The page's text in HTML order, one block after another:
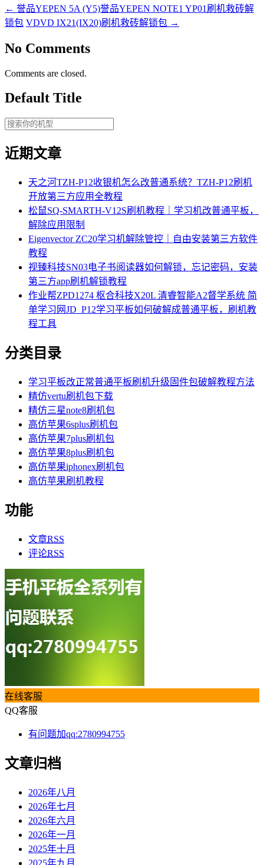
← 誉品YEPEN 5A (Y5)誉品YEPEN NOTE1 YP01刷机救砖解
锁包 VDVD IX21(IX20)刷机救砖解锁包 →
No Comments
Comments are closed.
Default Title
近期文章
天之河TZH-P12收银机怎么改普通系统？TZH-P12刷机
开放第三方应用全教程
松鼠SQ-SMARTH-V12S刷机教程｜学习机改普通平板，
解除应用限制
Eigenvector ZC20学习机解除管控｜自由安装第三方软件
教程
视臻科技SN03电子书阅读器如何解锁，忘记密码，安装
第三方app刷机解锁教程
作业帮ZPD1274 枢合科技X20L 清睿智能A2督学系统 简
单学习网JD_P12学习平板如何破解成普通平板，刷机教
程工具
分类目录
学习平板改正常普通平板刷机升级固件包破解教程方法
精仿vertu刷机包下载
精仿三星note8刷机包
高仿苹果6splus刷机包
高仿苹果7plus刷机包
高仿苹果8plus刷机包
高仿苹果iphonex刷机包
高仿苹果刷机教程
功能
文章RSS
评论RSS
在线客服
QQ客服
有问题加qq:2780994755
文章归档
2026年八月
2026年七月
2026年六月
2026年一月
2025年十月
2025年九月